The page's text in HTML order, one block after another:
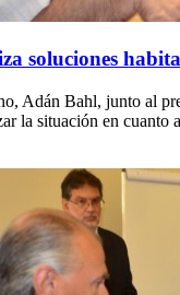
soluciones
Adán Bahl, junto al
la situación en cuanto